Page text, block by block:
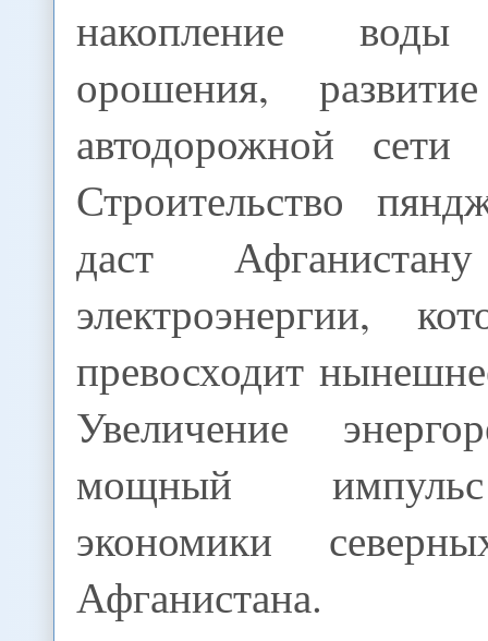
накопление
орошения,
автодорожной
Строительство
даст
электроэнергии,
превосходит
Увеличение
мощный
экономики
Афганистана.